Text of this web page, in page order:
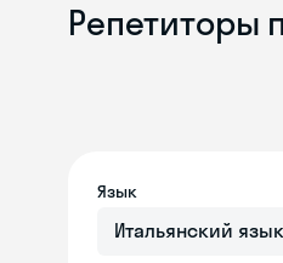
Репетиторы
Язык
Итальянский язык